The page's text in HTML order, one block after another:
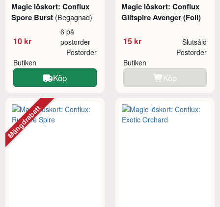
Magic löskort: Conflux
Spore Burst (Begagnad)
10 kr
6 på
postorder
Butiken
Postorder
Köp
Magic löskort: Conflux
Giltspire Avenger (Foil)
15 kr Slutsåld
Butiken
Postorder
Köp
Mängdrabatt